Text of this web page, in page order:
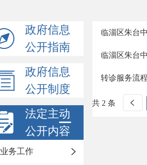
政府信息
公开指南
政府信息
公开制度
法定主动
公开内容
业务工作
临淄区朱台
临淄区朱台
转诊服务流
共 2 条